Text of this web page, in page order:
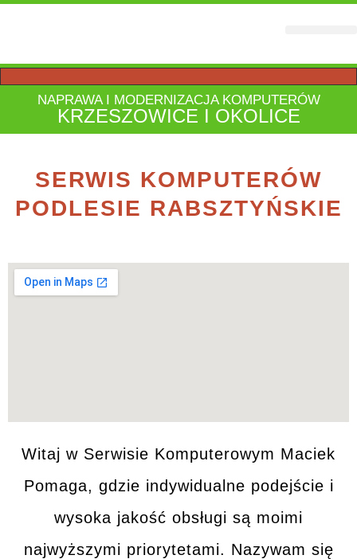
NAPRAWA I MODERNIZACJA KOMPUTERÓW
KRZESZOWICE I OKOLICE
SERWIS KOMPUTERÓW
PODLESIE RABSZTYŃSKIE
Witaj w Serwisie Komputerowym Maciek
Pomaga, gdzie indywidualne podejście i
wysoka jakość obsługi są moimi
najwyższymi priorytetami. Nazywam się